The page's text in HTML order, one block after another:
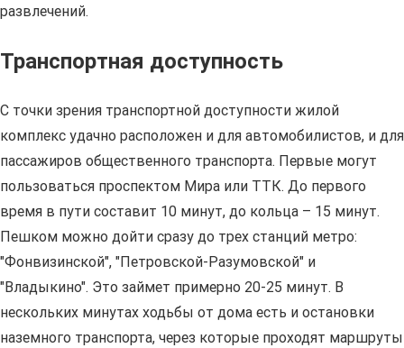
развлечений.
Транспортная доступность
С точки зрения транспортной доступности жилой
комплекс удачно расположен и для автомобилистов, и для
пассажиров общественного транспорта. Первые могут
пользоваться проспектом Мира или ТТК. До первого
время в пути составит 10 минут, до кольца – 15 минут.
Пешком можно дойти сразу до трех станций метро:
"Фонвизинской", "Петровской-Разумовской" и
"Владыкино". Это займет примерно 20-25 минут. В
нескольких минутах ходьбы от дома есть и остановки
наземного транспорта, через которые проходят маршруты